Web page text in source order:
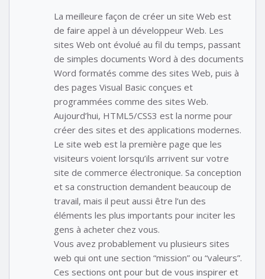
La meilleure façon de créer un site Web est
de faire appel à un développeur Web. Les
sites Web ont évolué au fil du temps, passant
de simples documents Word à des documents
Word formatés comme des sites Web, puis à
des pages Visual Basic conçues et
programmées comme des sites Web.
Aujourd’hui, HTML5/CSS3 est la norme pour
créer des sites et des applications modernes.
Le site web est la première page que les
visiteurs voient lorsqu’ils arrivent sur votre
site de commerce électronique. Sa conception
et sa construction demandent beaucoup de
travail, mais il peut aussi être l’un des
éléments les plus importants pour inciter les
gens à acheter chez vous.
Vous avez probablement vu plusieurs sites
web qui ont une section “mission” ou “valeurs”.
Ces sections ont pour but de vous inspirer et